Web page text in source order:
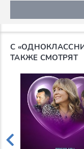
С
ТАКЖЕ СМОТРЯТ